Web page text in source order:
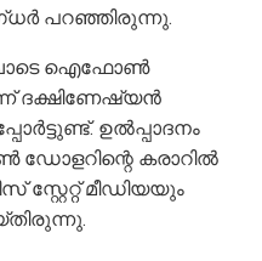
പറഞ്ഞിരുന്നു.
ഐഫോൺ
ദക്ഷിണേഷ്യൻ
ഉൽപ്പാദനം
ഡോളറിന്റെ കരാറിൽ
സ്റ്റേറ്റ് മീഡിയയും